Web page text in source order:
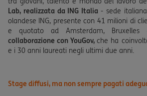
Lab, realizzata da ING Italia - sede
olandese ING, presente con 41 milioni di
e quotato ad Amsterdam,
collaborazione con YouGov,che ha
e i 30 anni laureati negli ultimi due anni.
Stage diffusi, ma non sempre pagati